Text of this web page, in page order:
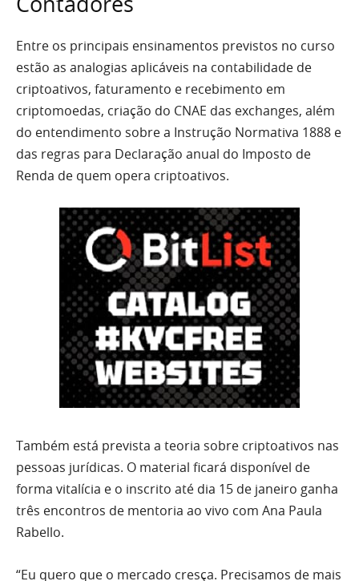
Entre os principais ensinamentos previstos no curso
estão as analogias aplicáveis na contabilidade de
criptoativos, faturamento e recebimento em
criptomoedas, criação do CNAE das exchanges, além
do entendimento sobre a Instrução Normativa 1888 e
das regras para Declaração anual do Imposto de
Renda de quem opera criptoativos.
Também está prevista a teoria sobre criptoativos nas
pessoas jurídicas. O material ficará disponível de
forma vitalícia e o inscrito até dia 15 de janeiro ganha
três encontros de mentoria ao vivo com Ana Paula
Rabello.
“Eu quero que o mercado cresça. Precisamos de mais